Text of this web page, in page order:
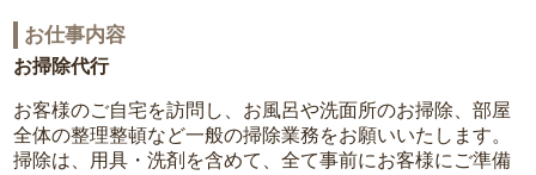
お仕事内容
お掃除代行
お客様のご自宅を訪問し、お風呂や洗面所のお掃除、部屋
全体の整理整頓など一般の掃除業務をお願いいたします。
掃除は、用具・洗剤を含めて、全て事前にお客様にご準備